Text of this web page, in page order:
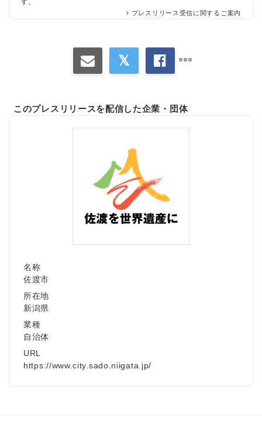
す。
プレスリリース受信に関するご案内
このプレスリリースを配信した企業・団体
名称
佐渡市
所在地
新潟県
業種
自治体
URL
https://www.city.sado.niigata.jp/
English